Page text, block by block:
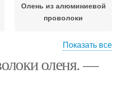
Олень из алюминиевой
проволоки
Олени из проволоки
Показать все
оленя. —